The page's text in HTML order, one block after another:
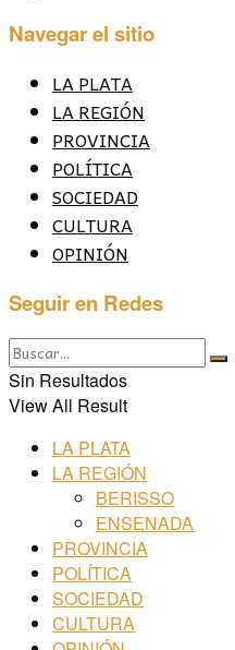
Navegar el sitio
LA PLATA
LA REGIÓN
PROVINCIA
POLÍTICA
SOCIEDAD
CULTURA
OPINIÓN
Seguir en Redes
Sin Resultados
View All Result
LA PLATA
LA REGIÓN
BERISSO
ENSENADA
PROVINCIA
POLÍTICA
SOCIEDAD
CULTURA